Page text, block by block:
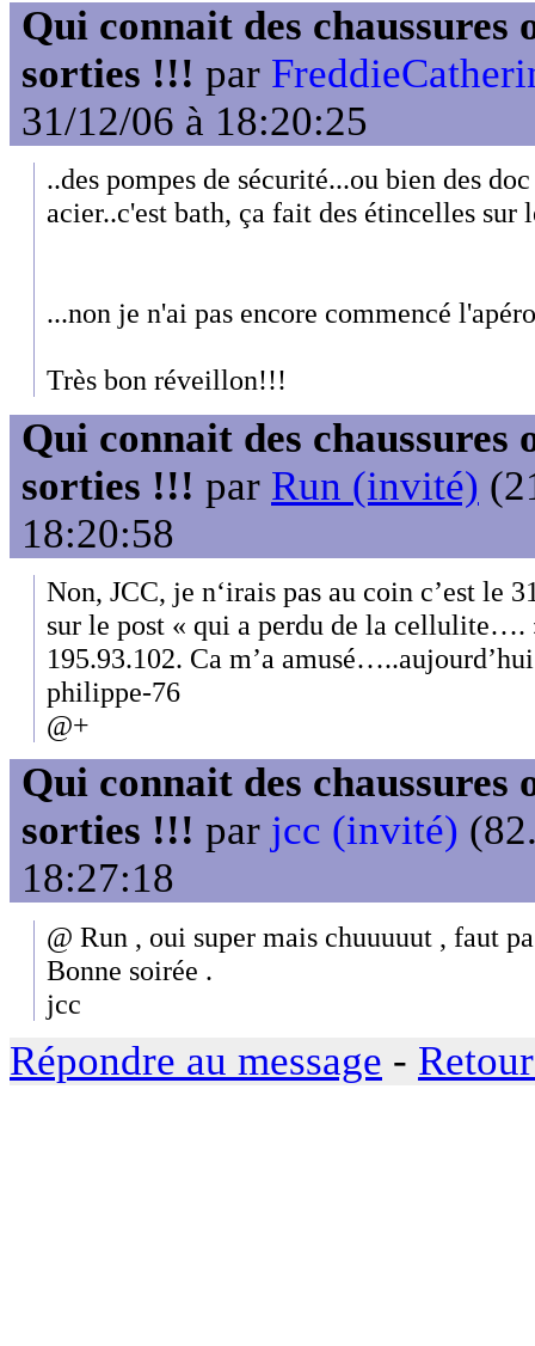
Qui connait des chaussures
sorties !!! par
31/12/06 à 18:20:25
..des pompes de sécurité...ou bien des
acier..c'est bath, ça fait des étincelles sur
...non je n'ai pas encore commencé
Très bon réveillon!!!
Qui connait des chaussures
sorties !!! par Run (invité)
18:20:58
Non, JCC, je n‘irais pas au coin c’est le
sur le post « qui a perdu de la cellulite….
195.93.102. Ca m’a
philippe-76
@+
Qui connait des chaussures
sorties !!! par jcc (invité)
18:27:18
@ Run , oui super mais chuuuuut , faut
Bonne soirée .
jcc
Répondre au message -